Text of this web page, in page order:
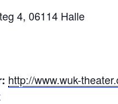
4, 06114 Halle
http://www.wuk-